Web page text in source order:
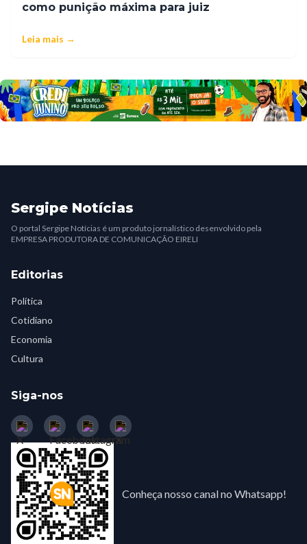
como punição máxima para juiz
Leia mais →
Sergipe Notícias
O portal Sergipe Notícias é um produto jornalístico desenvolvido pela
EMPRESA PRODUTORA DE COMUNICAÇÃO EIRELI
Editorias
Política
Cotidiano
Economia
Cultura
Siga-nos
Conheça nosso canal no Whatsapp!